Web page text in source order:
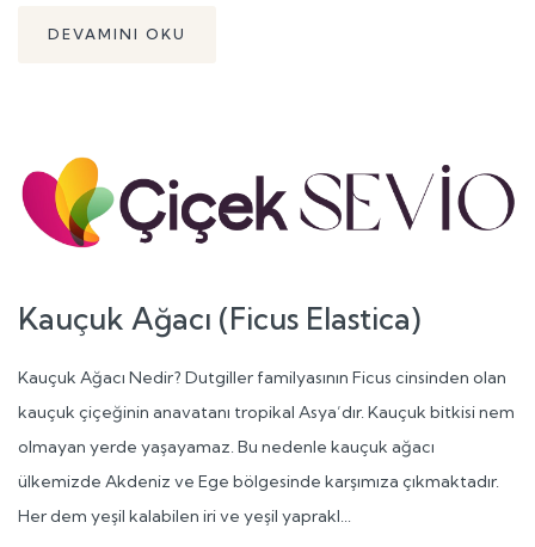
DEVAMINI OKU
Kauçuk Ağacı (Ficus Elastica)
Kauçuk Ağacı Nedir? Dutgiller familyasının Ficus cinsinden olan
kauçuk çiçeğinin anavatanı tropikal Asya’dır. Kauçuk bitkisi nem
olmayan yerde yaşayamaz. Bu nedenle kauçuk ağacı
ülkemizde Akdeniz ve Ege bölgesinde karşımıza çıkmaktadır.
Her dem yeşil kalabilen iri ve yeşil yaprakl...